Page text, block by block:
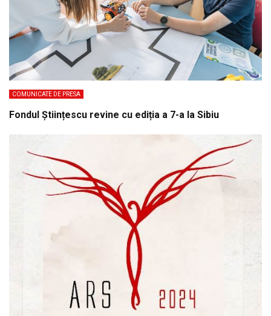
COMUNICATE DE PRESA
Fondul Științescu revine cu ediția a 7-a la Sibiu